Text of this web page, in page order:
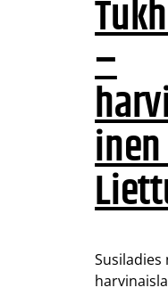
–
Susiladies